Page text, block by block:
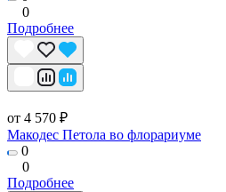
0
Подробнее
от 4 570 ₽
Макодес Петола во флорариуме
0
0
Подробнее